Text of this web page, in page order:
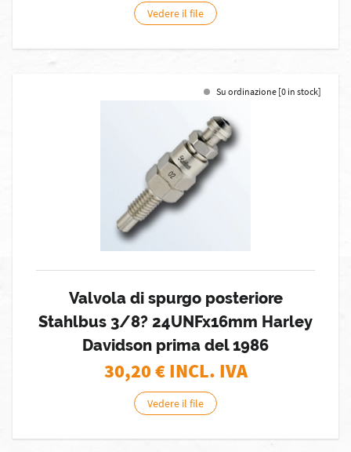
Vedere il file
Su ordinazione [0 in stock]
Valvola di spurgo posteriore
Stahlbus 3/8? 24UNFx16mm Harley
Davidson prima del 1986
30,20€ INCL. IVA
Vedere il file